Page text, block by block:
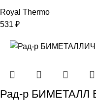
Royal Thermo
531 ₽
Рад-р БИМЕТАЛЛ